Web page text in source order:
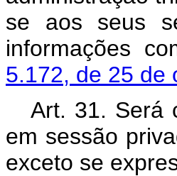
se aos seus
informações
5.172, de 25
Art. 31. Será
em sessão
exceto se